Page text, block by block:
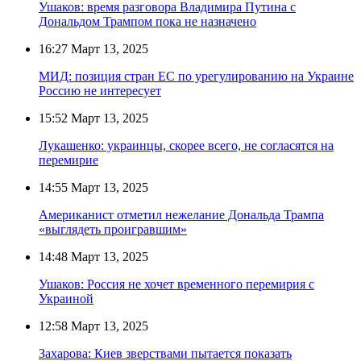
Ушаков: время разговора Владимира Путина с
Дональдом Трампом пока не назначено
16:27 Март 13, 2025
МИД: позиция стран ЕС по урегулированию на Украине
Россию не интересует
15:52 Март 13, 2025
Лукашенко: украинцы, скорее всего, не согласятся на
перемирие
14:55 Март 13, 2025
Американист отметил нежелание Дональда Трампа
«выглядеть проигравшим»
14:48 Март 13, 2025
Ушаков: Россия не хочет временного перемирия с
Украиной
12:58 Март 13, 2025
Захарова: Киев зверствами пытается показать